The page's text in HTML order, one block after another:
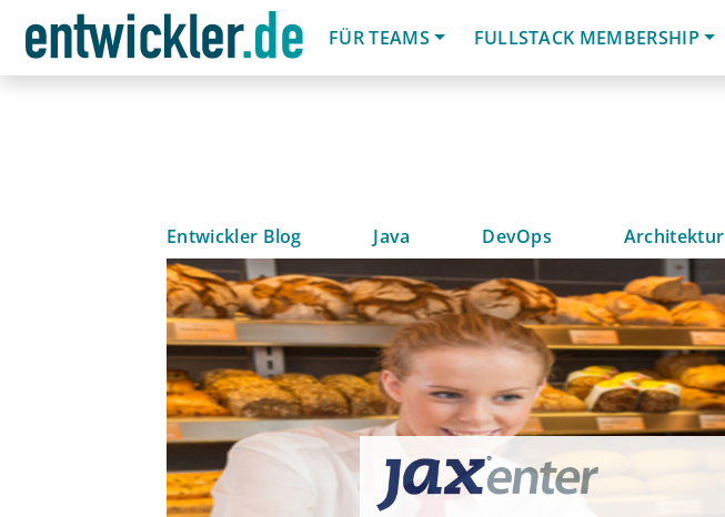
FÜR TEAMS
FULLSTACK MEMBERSHIP
Entwickler Blog Java DevOps Architektur